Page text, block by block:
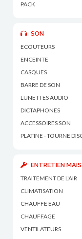
PACK
SON
ECOUTEURS
ENCEINTE
CASQUES
BARRE DE SON
LUNETTES AUDIO
DICTAPHONES
ACCESSOIRES SON
PLATINE - TOURNE
ENTRETIEN
TRAITEMENT DE L'AIR
CLIMATISATION
CHAUFFE EAU
CHAUFFAGE
VENTILATEURS